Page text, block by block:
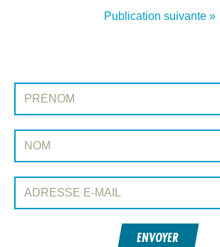
Publication suivante »
INSCRIVEZ-VOUS À CONEXIÓN
Prénom:
Nom:
Adresse e-mail:
ENVOYER